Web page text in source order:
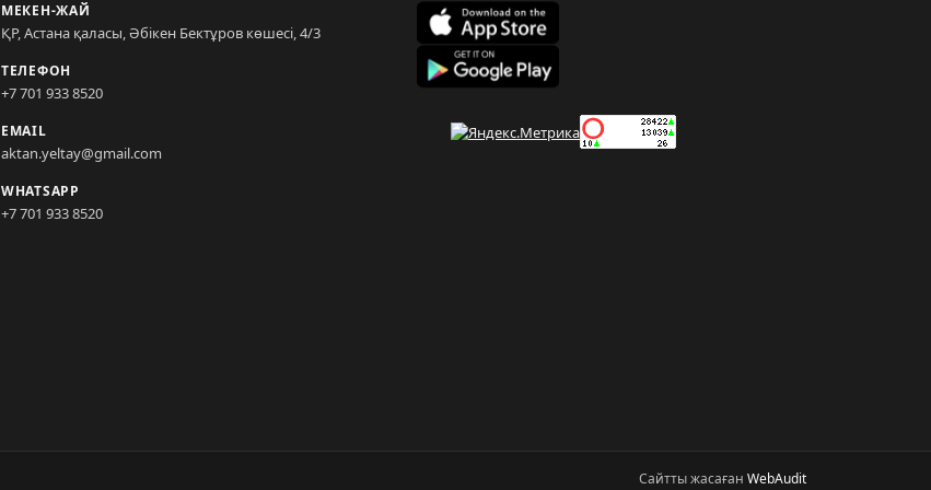
МЕКЕН-ЖАЙ
ҚР, Астана қаласы, Әбікен Бектұров көшесі, 4/3
ТЕЛЕФОН
+7 701 933 8520
EMAIL
aktan.yeltay@gmail.com
WHATSAPP
+7 701 933 8520
Сайтты жасаған WebAudit